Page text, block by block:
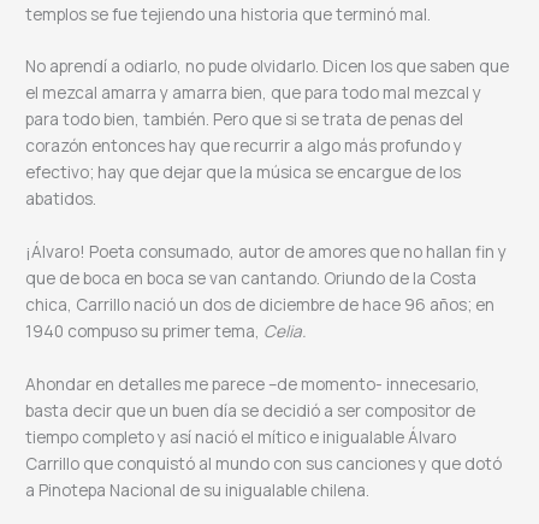
templos se fue tejiendo una historia que terminó mal.
No aprendí a odiarlo, no pude olvidarlo. Dicen los que saben que
el mezcal amarra y amarra bien, que para todo mal mezcal y
para todo bien, también. Pero que si se trata de penas del
corazón entonces hay que recurrir a algo más profundo y
efectivo; hay que dejar que la música se encargue de los
abatidos.
¡Álvaro! Poeta consumado, autor de amores que no hallan fin y
que de boca en boca se van cantando. Oriundo de la Costa
chica, Carrillo nació un dos de diciembre de hace 96 años; en
1940 compuso su primer tema, Celia.
Ahondar en detalles me parece –de momento- innecesario,
basta decir que un buen día se decidió a ser compositor de
tiempo completo y así nació el mítico e inigualable Álvaro
Carrillo que conquistó al mundo con sus canciones y que dotó
a Pinotepa Nacional de su inigualable chilena.